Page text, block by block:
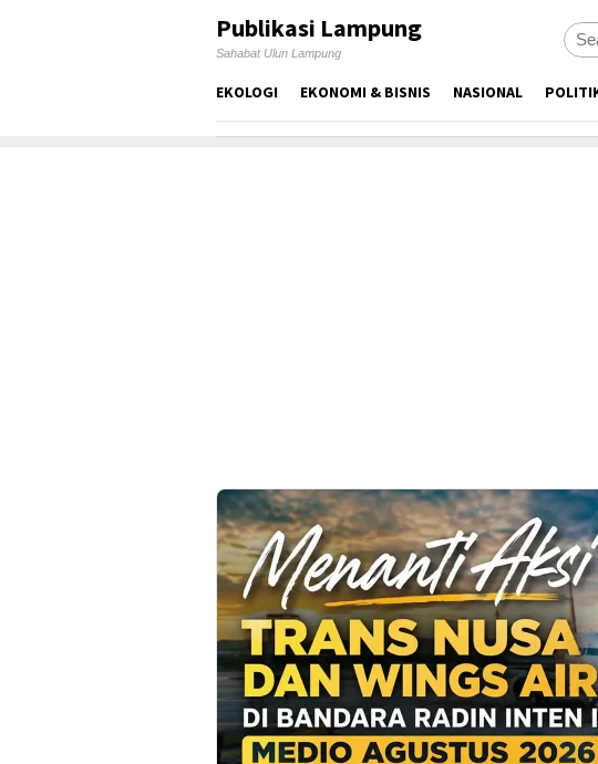
Publikasi Lampung
Sahabat Ulun Lampung
EKOLOGI EKONOMI & BISNIS NASIONAL